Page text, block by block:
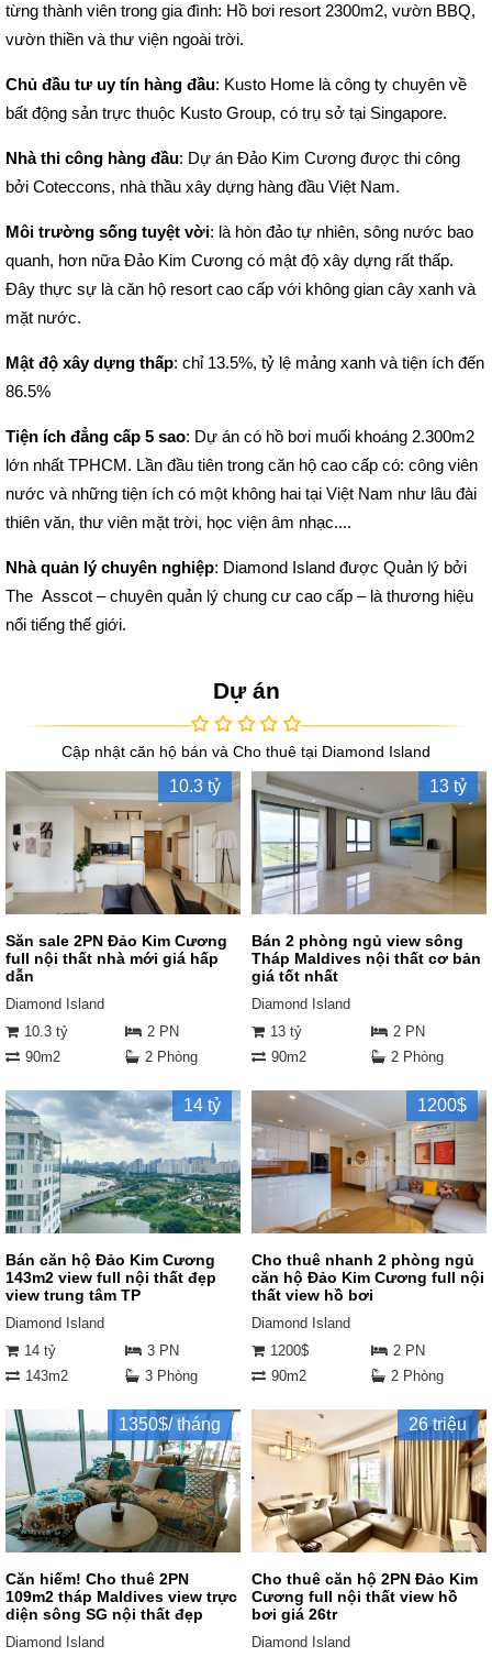
từng thành viên trong gia đình: Hồ bơi resort 2300m2, vườn BBQ,
vườn thiền và thư viện ngoài trời.
Chủ đầu tư uy tín hàng đầu: Kusto Home là công ty chuyên về
bất động sản trực thuộc Kusto Group, có trụ sở tại Singapore.
Nhà thi công hàng đầu: Dự án Đảo Kim Cương được thi công
bởi Coteccons, nhà thầu xây dựng hàng đầu Việt Nam.
Môi trường sống tuyệt vời: là hòn đảo tự nhiên, sông nước bao
quanh, hơn nữa Đảo Kim Cương có mật độ xây dựng rất thấp.
Đây thực sự là căn hộ resort cao cấp với không gian cây xanh và
mặt nước.
Mật độ xây dựng thấp: chỉ 13.5%, tỷ lệ mảng xanh và tiện ích đến
86.5%
Tiện ích đẳng cấp 5 sao: Dự án có hồ bơi muối khoáng 2.300m2
lớn nhất TPHCM. Lần đầu tiên trong căn hộ cao cấp có: công viên
nước và những tiện ích có một không hai tại Việt Nam như lâu đài
thiên văn, thư viên mặt trời, học viện âm nhạc....
Nhà quản lý chuyên nghiệp: Diamond Island được Quản lý bởi
The Asscot – chuyên quản lý chung cư cao cấp – là thương hiệu
nổi tiếng thế giới.
Dự án
Cập nhật căn hộ bán và Cho thuê tại Diamond Island
10.3 tỷ
Săn sale 2PN Đảo Kim Cương
full nội thất nhà mới giá hấp
dẫn
Diamond Island
10.3 tỷ
2 PN
90m2
2 Phòng
13 tỷ
Bán 2 phòng ngủ view sông
Tháp Maldives nội thất cơ bản
giá tốt nhất
Diamond Island
13 tỷ
2 PN
90m2
2 Phòng
14 tỷ
Bán căn hộ Đảo Kim Cương
143m2 view full nội thất đẹp
view trung tâm TP
Diamond Island
14 tỷ
3 PN
143m2
3 Phòng
1200$
Cho thuê nhanh 2 phòng ngủ
căn hộ Đảo Kim Cương full nội
thất view hồ bơi
Diamond Island
1200$
2 PN
90m2
2 Phòng
1350$/ tháng
Căn hiếm! Cho thuê 2PN
109m2 tháp Maldives view trực
diện sông SG nội thất đẹp
Diamond Island
26 triệu
Cho thuê căn hộ 2PN Đảo Kim
Cương full nội thất view hồ
bơi giá 26tr
Diamond Island